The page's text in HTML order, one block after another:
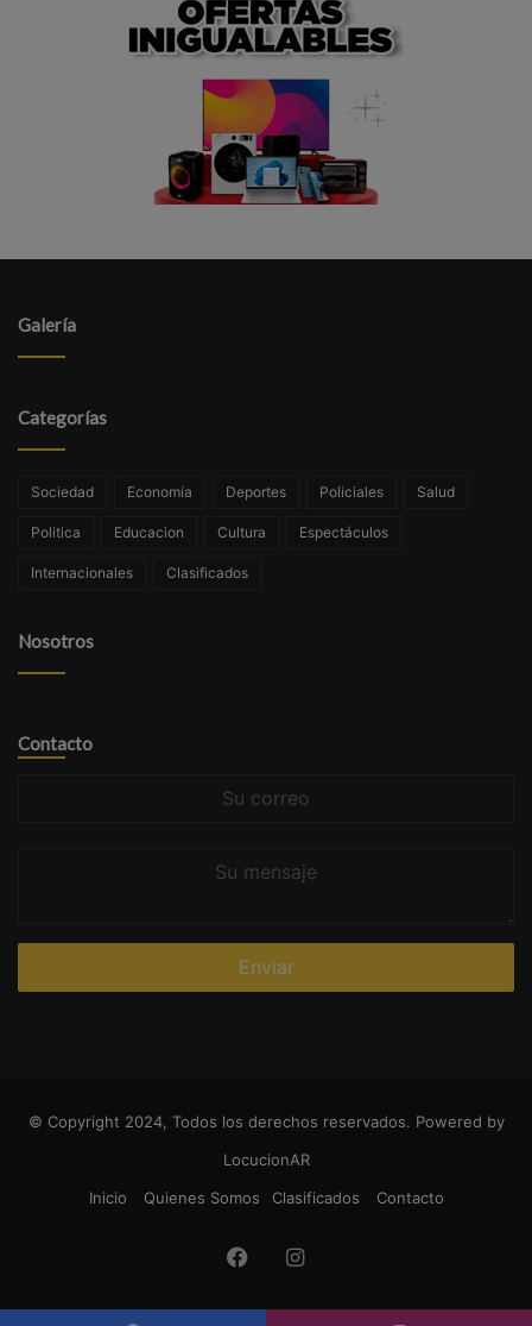
Galería
Categorías
Sociedad Economía Deportes Policiales Salud
Politica Educacion Cultura Espectáculos
Internacionales Clasificados
Nosotros
Contacto
© Copyright 2024, Todos los derechos reservados. Powered by
LocucionAR
Inicio
Quienes Somos Clasificados Contacto
FacebookInstagram